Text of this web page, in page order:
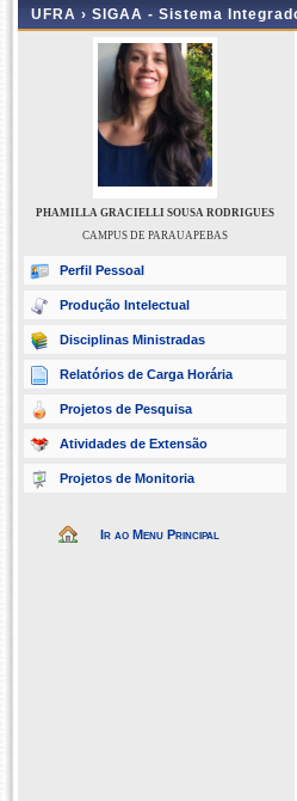
UFRA › SIGAA - Sistema
PHAMILLA GRACIELLI SOUSA RODRIGUES
CAMPUS DE PARAUAPEBAS
Perfil Pessoal
Produção Intelectual
Disciplinas Ministradas
Relatórios de Carga Horária
Projetos de Pesquisa
Atividades de Extensão
Projetos de Monitoria
Ir ao Menu Principal